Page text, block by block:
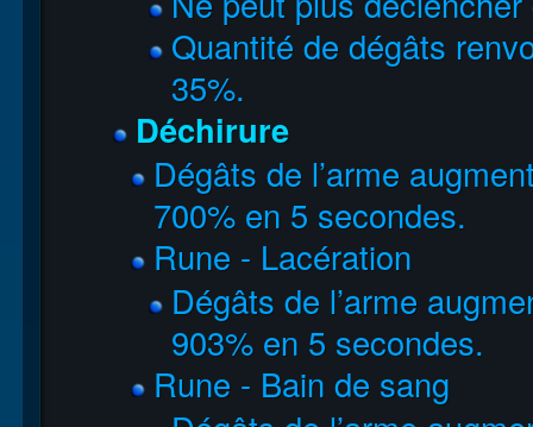
Quantité de dégâts
35%.
Déchirure
Dégâts de l’arme
700% en 5 secondes.
Rune - Lacération
Dégâts de l’arme
903% en 5 secondes.
Rune - Bain de sang